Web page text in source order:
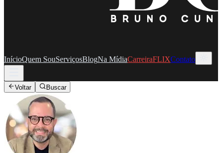
InícioQuem SouServiçosBlogNa MídiaCarreiraFLIXContato
Voltar Buscar